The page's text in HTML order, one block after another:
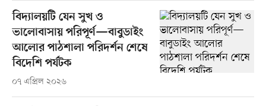
বিদ্যালয়টি যেন সুখ ও
ভালোবাসায় পরিপূর্ণ—বাবুডাইং
আলোর পাঠশালা পরিদর্শন শেষে
বিদেশি পর্যটক
০৭ এপ্রিল ২০২৬